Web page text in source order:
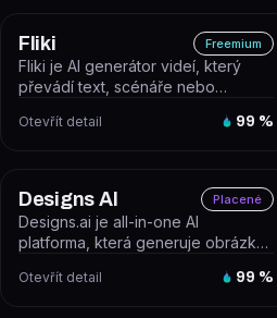
Fliki Freemium
Fliki je AI generátor videí, který
převádí text, scénáře nebo
hlaso...
Otevřít detail 99 %
Designs AI Placené
Designs.ai je all-in-one AI
platforma, která generuje obrázky,
Otevřít detail 99 %